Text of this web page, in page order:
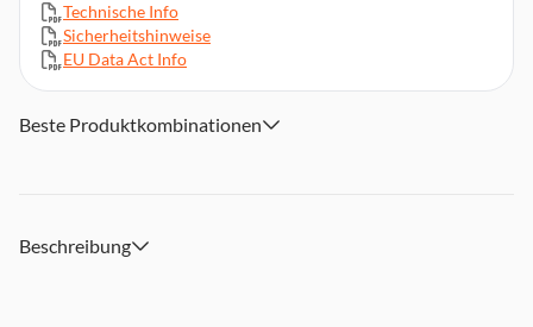
Integrierte WLAN-Konnektivität
Bluetooth-Audiostreaming (Empfang)
USB-Schnittstelle mit Ladefunktion und MP3-Wiedergabe
Technische Info
Sicherheitshinweise
EU Data Act Info
Beste Produktkombinationen
Beschreibung